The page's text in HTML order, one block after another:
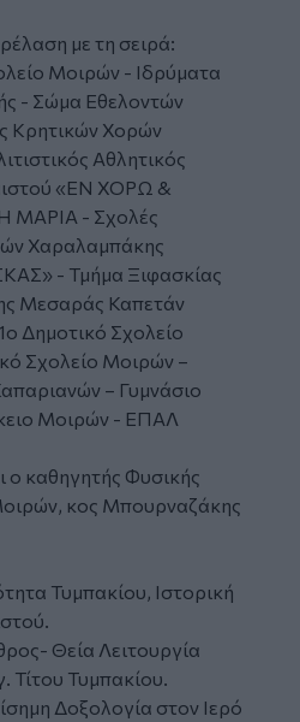
με τη σειρά:
Μοιρών - Ιδρύματα
- Σώμα Εθελοντών
Κρητικών Χορών
Αθλητικός
«ΕΝ ΧΟΡΩ &
ΜΑΡΙΑ - Σχολές
Χαραλαμπάκης
- Τμήμα Ξιφασκίας
Μεσαράς Καπετάν
Δημοτικό Σχολείο
Σχολείο Μοιρών –
– Γυμνάσιο
Μοιρών - ΕΠΑΛ
ο καθηγητής Φυσικής
κος Μπουρναζάκης
Τυμπακίου, Ιστορική
Θεία Λειτουργία
Τίτου Τυμπακίου.
Δοξολογία στον Ιερό